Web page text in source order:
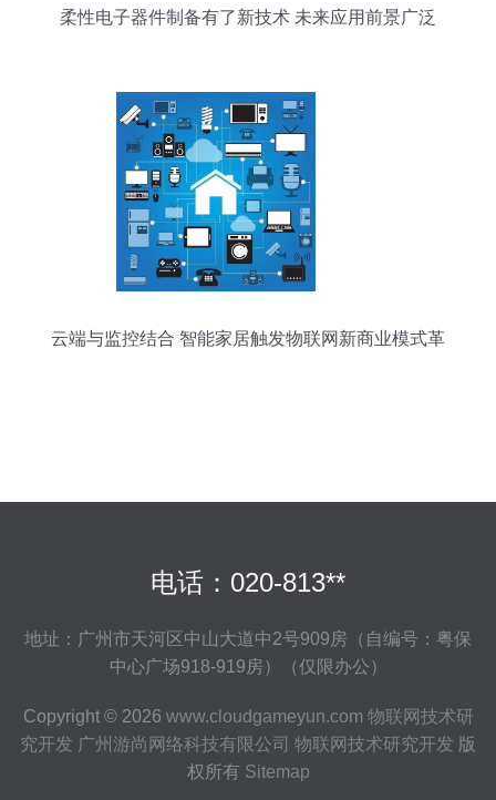
柔性电子器件制备有了新技术 未来应用前景广泛
云端与监控结合 智能家居触发物联网新商业模式革
电话：020-813**
地址：广州市天河区中山大道中2号909房（自编号：粤保
中心广场918-919房）（仅限办公）
Copyright © 2026 www.cloudgameyun.com 物联网技术研
究开发 广州游尚网络科技有限公司 物联网技术研究开发 版
权所有 Sitemap